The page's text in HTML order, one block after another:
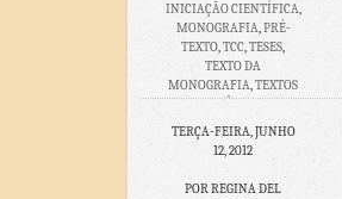
INICIAÇÃO CIENTÍFICA,
MONOGRAFIA,PRÉ-
TEXTO,TCC,TESES,
TEXTO DA
MONOGRAFIA,TEXTOS
ACADÊMICOS.
NENHUM
COMENTÁRIO
TERÇA-FEIRA, JUNHO
12, 2012
POR REGINA DEL